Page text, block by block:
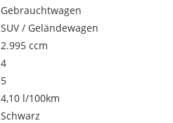
Gebrauchtwagen
SUV / Geländewagen
2.995 ccm
4
5
4,10 l/100km
Schwarz